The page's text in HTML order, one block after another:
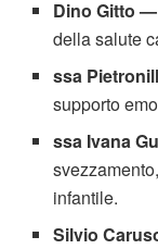
Dino Gitto
della salute
ssa
supporto
ssa Ivana
infantile.
Silvio